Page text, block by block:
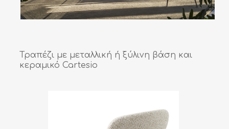
Τραπέζι με μεταλλική ή ξύλινη βάση και
κεραμικό Cartesio